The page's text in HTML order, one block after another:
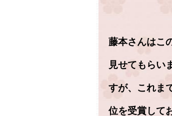
藤本さんはこ
見せてもらい
すが、これま
位を受賞して